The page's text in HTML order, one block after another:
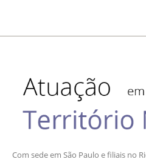
Com sede em São Paulo e filiais no